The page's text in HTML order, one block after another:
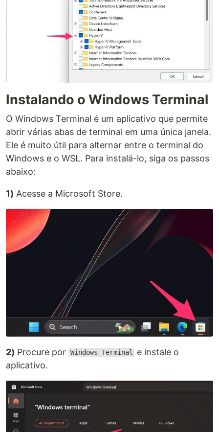
Instalando o Windows Terminal
O Windows Terminal é um aplicativo que permite
abrir várias abas de terminal em uma única janela.
Ele é muito útil para alternar entre o terminal do
Windows e o WSL. Para instalá-lo, siga os passos
abaixo:
1) Acesse a Microsoft Store.
2) Procure por Windows Terminal
e instale o
aplicativo.